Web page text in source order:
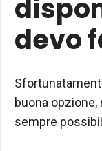
devo
buona opzione,
sempre